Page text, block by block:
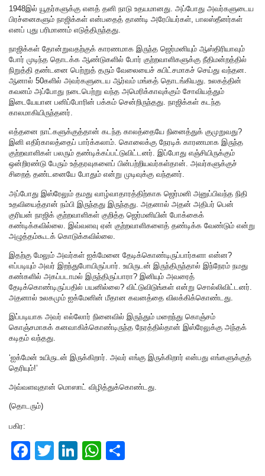
1948இல் யூதர்களுக்கு எனத் தனி நாடு உதயமானது. அப்போது அவர்களுடைய
பிரச்னைகளும் நாஜிக்கள் என்பதைத் தாண்டி அரேபியர்கள், பாலஸ்தீனர்கள்
எனப் புது பரிமாணம் எடுத்திருந்தது.
நாஜிக்கள் தோன்றுவதற்குக் காரணமாக இருந்த ஜெர்மனியும் ஆஸ்திரியாவும்
போர் முடிந்த தொடக்க ஆண்டுகளில் போர் குற்றவாளிகளுக்கு நீதிமன்றத்தில்
நிறுத்தி தண்டனை பெற்றுத் தரும் வேலையைச் சுபிட்சமாகச் செய்து வந்தன.
ஆனால் 50களில் அவர்களுடைய ஆர்வம் மங்கத் தொடங்கியது. உலகத்தின்
கவனம் அப்போது நடைபெற்று வந்த அமெரிக்காவுக்கும் சோவியத்தும்
இடையேயான பனிப்போரின் பக்கம் சென்றிருந்தது. நாஜிக்கள் கடந்த
காலமாகியிருந்தனர்.
எத்தனை நாட்களுக்குத்தான் கடந்த காலத்தையே நினைத்துக் குமுறுவது?
இனி எதிர்காலத்தைப் பார்க்கலாம். கொலைக்கு நேரடிக் காரணமாக இருந்த
குற்றவாளிகள் பலரும் தண்டிக்கப்பட்டுவிட்டனர். இப்போது எஞ்சியிருக்கும்
ஒன்றிரண்டு பேரும் உத்தரவுகளைப் பின்பற்றியவர்கள்தான். அவர்களுக்குச்
சிறைத் தண்டனையே போதும் என்று முடிவுக்கு வந்தனர்.
அப்போது இஸ்ரேலும் தமது வாழ்வாதாரத்திற்காக ஜெர்மனி அனுப்பிவந்த நிதி
உதவியைத்தான் நம்பி இருந்தது இருந்தது. அதனால் அதன் அதிபர் பென்
குரியன் நாஜிக் குற்றவாளிகள் குறித்த ஜெர்மனியின் போக்கைக்
கண்டிக்கவில்லை. இவ்வளவு ஏன் குற்றவாளிகளைத் தண்டிக்க வேண்டும் என்று
அழுத்தம்கூடக் கொடுக்கவில்லை.
இதற்கு மேலும் அவர்கள் ஐக்மேனை தேடிக்கொண்டிருப்பார்களா என்ன?
எப்படியும் அவர் இறந்துபோயிருப்பார். உயிருடன் இருந்திருந்தால் இந்நேரம் நமது
கண்களில் அகப்படாமல் இருந்திருப்பாரா? இனியும் அவரைத்
தேடிக்கொண்டிருப்பதில் பயனில்லை? விட்டுவிடுங்கள் என்று சொல்லிவிட்டனர்.
அதனால் உலகமும் ஐக்மேனின் மீதான கவனத்தை விலக்கிக்கொண்டது.
இப்படியாக அவர் எல்லோர் நினைவில் இருந்தும் மறைந்து கொஞ்சம்
கொஞ்சமாகக் கனவாகிக்கொண்டிருந்த நேரத்தில்தான் இஸ்ரேலுக்கு அந்தக்
கடிதம் வந்தது.
‘ஐக்மேன் உயிருடன் இருக்கிறார். அவர் எங்கு இருக்கிறார் என்பது எங்களுக்குத்
தெரியும்!’
அவ்வளவுதான் மொஸாட் விழித்துக்கொண்டது.
(தொடரும்)
பகிர:
F
T
Li
W